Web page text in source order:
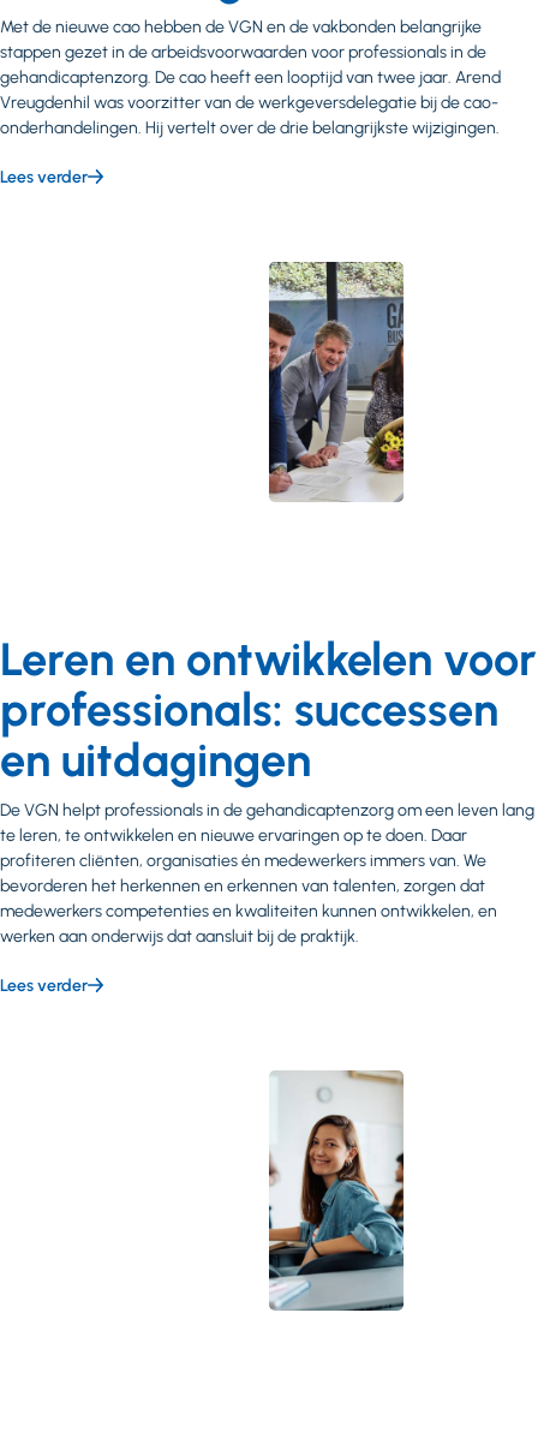
Met de nieuwe cao hebben de VGN en de vakbonden belangrijke
stappen gezet in de arbeidsvoorwaarden voor professionals in de
gehandicaptenzorg. De cao heeft een looptijd van twee jaar. Arend
Vreugdenhil was voorzitter van de werkgeversdelegatie bij de cao-
onderhandelingen. Hij vertelt over de drie belangrijkste wijzigingen.
Lees verder
Leren en ontwikkelen voor
professionals: successen
en uitdagingen
De VGN helpt professionals in de gehandicaptenzorg om een leven lang
te leren, te ontwikkelen en nieuwe ervaringen op te doen. Daar
profiteren cliënten, organisaties én medewerkers immers van. We
bevorderen het herkennen en erkennen van talenten, zorgen dat
medewerkers competenties en kwaliteiten kunnen ontwikkelen, en
werken aan onderwijs dat aansluit bij de praktijk.
Lees verder